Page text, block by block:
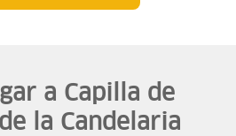
a Capilla de
la Candelaria